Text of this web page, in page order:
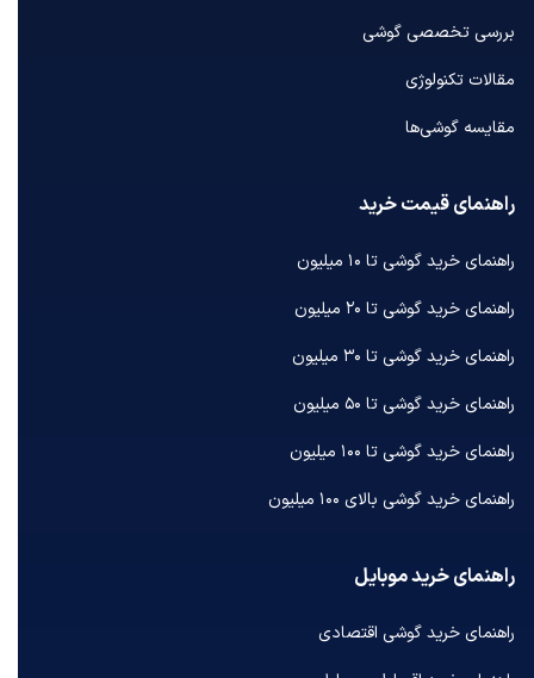
بررسی تخصصی گوشی
مقالات تکنولوژی
مقایسه گوشی‌ها
راهنمای قیمت خرید
راهنمای خرید گوشی تا ۱۰ میلیون
راهنمای خرید گوشی تا ۲۰ میلیون
راهنمای خرید گوشی تا ۳۰ میلیون
راهنمای خرید گوشی تا ۵۰ میلیون
راهنمای خرید گوشی تا ۱۰۰ میلیون
راهنمای خرید گوشی بالای ۱۰۰ میلیون
راهنمای خرید موبایل
راهنمای خرید گوشی اقتصادی